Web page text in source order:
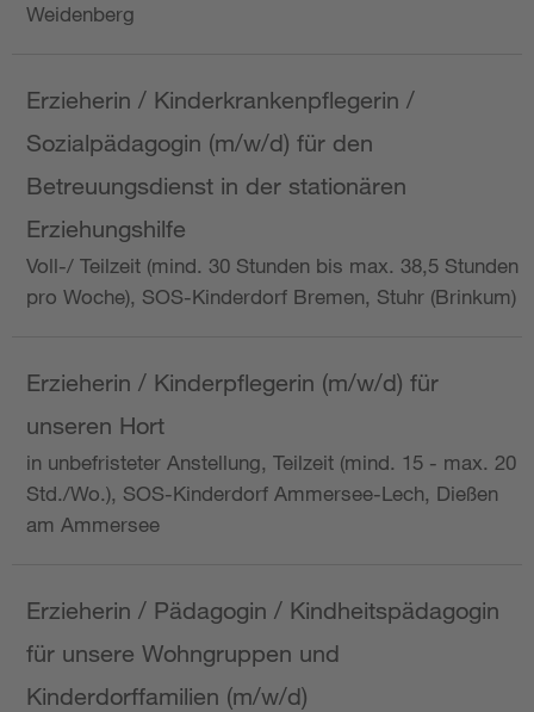
Weidenberg
Erzieherin / Kinderkrankenpflegerin /
Sozialpädagogin (m/w/d) für den
Betreuungsdienst in der stationären
Erziehungshilfe
Voll-/ Teilzeit (mind. 30 Stunden bis max. 38,5 Stunden
pro Woche), SOS-Kinderdorf Bremen, Stuhr (Brinkum)
Erzieherin / Kinderpflegerin (m/w/d) für
unseren Hort
in unbefristeter Anstellung, Teilzeit (mind. 15 - max. 20
Std./Wo.), SOS-Kinderdorf Ammersee-Lech, Dießen
am Ammersee
Erzieherin / Pädagogin / Kindheitspädagogin
für unsere Wohngruppen und
Kinderdorffamilien (m/w/d)